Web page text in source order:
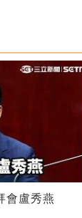
會盧秀燕